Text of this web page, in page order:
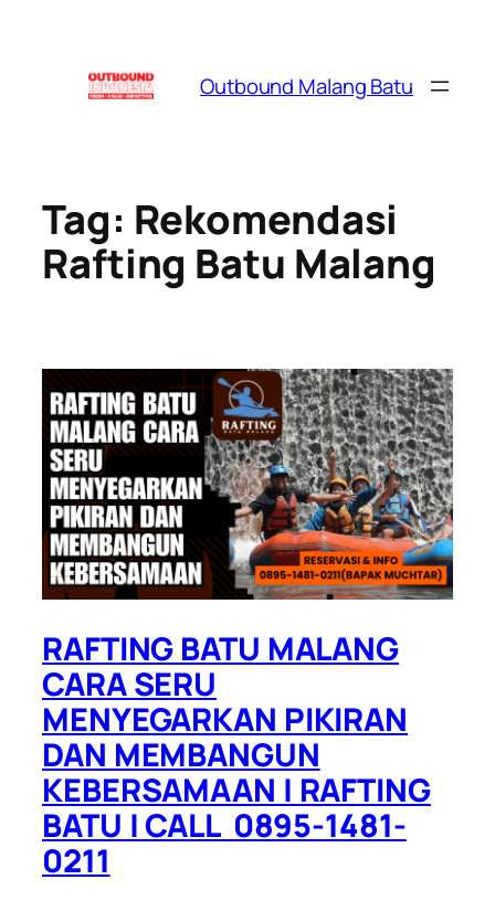
Outbound Malang Batu
Tag: Rekomendasi
Rafting Batu Malang
RAFTING BATU MALANG
CARA SERU
MENYEGARKAN PIKIRAN
DAN MEMBANGUN
KEBERSAMAAN | RAFTING
BATU | CALL 0895-1481-
0211